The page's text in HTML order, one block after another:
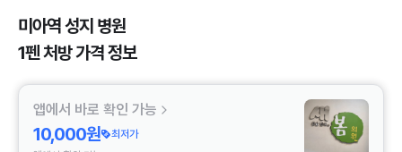
미아역 성지 병원
1펜 처방 가격 정보
앱에서 바로 확인 가능
10,000원
최저가